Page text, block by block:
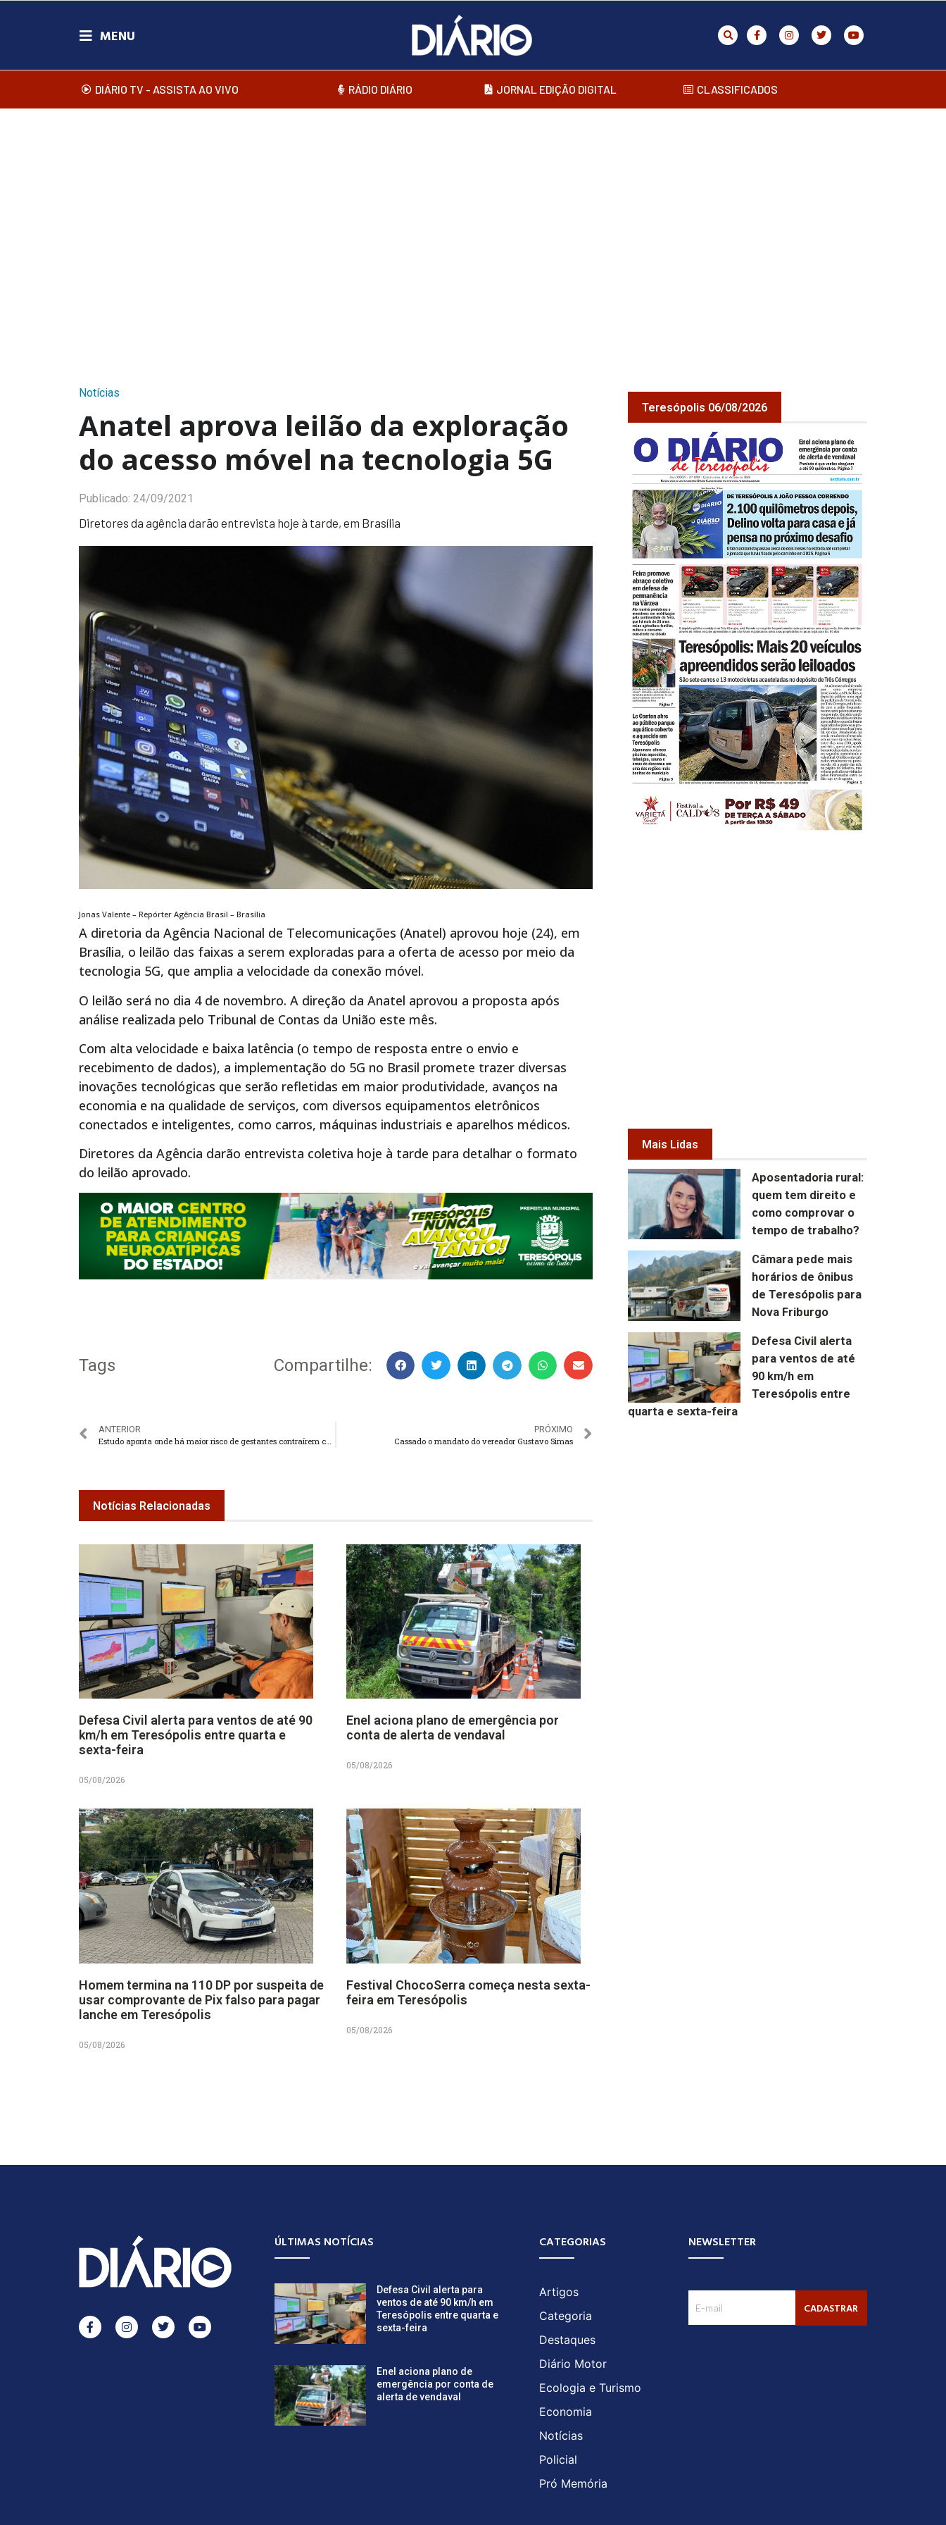
DIÁRIO TV - ASSISTA AO VIVO RÁDIO DIÁRIO JORNAL EDIÇÃO DIGITAL CLASSIFICADOS
Notícias
Anatel aprova leilão da exploração
do acesso móvel na tecnologia 5G
Publicado: 24/09/2021
Diretores da agência darão entrevista hoje à tarde, em Brasília
Jonas Valente – Repórter Agência Brasil – Brasília
A diretoria da Agência Nacional de Telecomunicações (Anatel) aprovou hoje (24), em
Brasília, o leilão das faixas a serem exploradas para a oferta de acesso por meio da
tecnologia 5G, que amplia a velocidade da conexão móvel.
O leilão será no dia 4 de novembro. A direção da Anatel aprovou a proposta após
análise realizada pelo Tribunal de Contas da União este mês.
Com alta velocidade e baixa latência (o tempo de resposta entre o envio e
recebimento de dados), a implementação do 5G no Brasil promete trazer diversas
inovações tecnológicas que serão refletidas em maior produtividade, avanços na
economia e na qualidade de serviços, com diversos equipamentos eletrônicos
conectados e inteligentes, como carros, máquinas industriais e aparelhos médicos.
Diretores da Agência darão entrevista coletiva hoje à tarde para detalhar o formato
do leilão aprovado.
Tags Compartilhe:
ANTERIOR
Estudo aponta onde há maior risco de gestantes contraírem covid-19
PRÓXIMO
Cassado o mandato do vereador Gustavo Simas
Notícias Relacionadas
Defesa Civil alerta para ventos de até 90
km/h em Teresópolis entre quarta e
sexta-feira
05/08/2026
Enel aciona plano de emergência por
conta de alerta de vendaval
05/08/2026
Homem termina na 110 DP por suspeita de
usar comprovante de Pix falso para pagar
lanche em Teresópolis
05/08/2026
Festival ChocoSerra começa nesta sexta-
feira em Teresópolis
05/08/2026
Teresópolis 06/08/2026
Mais Lidas
Aposentadoria rural:
quem tem direito e
como comprovar o
tempo de trabalho?
Câmara pede mais
horários de ônibus
de Teresópolis para
Nova Friburgo
Defesa Civil alerta
para ventos de até
90 km/h em
Teresópolis entre
quarta e sexta-feira
ÚLTIMAS NOTÍCIAS
Defesa Civil alerta para
ventos de até 90 km/h em
Teresópolis entre quarta e
sexta-feira
Enel aciona plano de
emergência por conta de
alerta de vendaval
CATEGORIAS
Artigos
Categoria
Destaques
Diário Motor
Ecologia e Turismo
Economia
Notícias
Policial
Pró Memória
NEWSLETTER
CADASTRAR